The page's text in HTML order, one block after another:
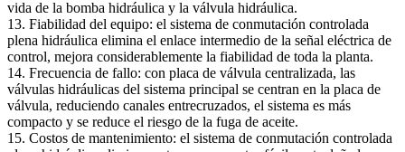
vida de la bomba hidráulica y la válvula hidráulica.
13. Fiabilidad del equipo: el sistema de conmutación controlada
plena hidráulica elimina el enlace intermedio de la señal eléctrica de
control, mejora considerablemente la fiabilidad de toda la planta.
14. Frecuencia de fallo: con placa de válvula centralizada, las
válvulas hidráulicas del sistema principal se centran en la placa de
válvula, reduciendo canales entrecruzados, el sistema es más
compacto y se reduce el riesgo de la fuga de aceite.
15. Costos de mantenimiento: el sistema de conmutación controlada